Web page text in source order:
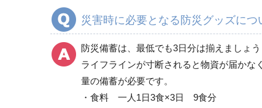
災害時に必要となる防災グッズにつ
防災備蓄は、最低でも3日分は揃えましょう
ライフラインが寸断されると物資が届か
量の備蓄が必要です。
・食料 一人1日3食×3日 9食分